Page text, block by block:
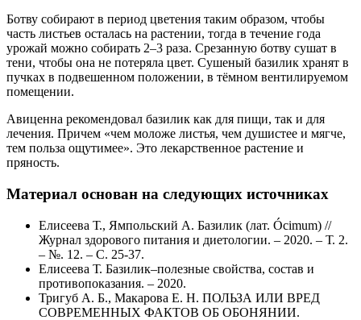
Ботву собирают в период цветения таким образом, чтобы
часть листьев осталась на растении, тогда в течение года
урожай можно собирать 2–3 раза. Срезанную ботву сушат в
тени, чтобы она не потеряла цвет. Сушеный базилик хранят в
пучках в подвешенном положении, в тёмном вентилируемом
помещении.
Авиценна рекомендовал базилик как для пищи, так и для
лечения. Причем «чем моложе листья, чем душистее и мягче,
тем польза ощутимее». Это лекарственное растение и
пряность.
Материал основан на следующих источниках
Елисеева Т., Ямпольский А. Базилик (лат. Ócimum) //
Журнал здорового питания и диетологии. – 2020. – Т. 2.
– №. 12. – С. 25-37.
Елисеева Т. Базилик–полезные свойства, состав и
противопоказания. – 2020.
Тригуб А. Б., Макарова Е. Н. ПОЛЬЗА ИЛИ ВРЕД
СОВРЕМЕННЫХ ФАКТОВ ОБ ОБОНЯНИИ.